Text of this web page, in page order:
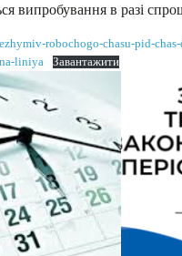
випробування в разі
robochogo-chasu-pid-
liniya
Завантажити